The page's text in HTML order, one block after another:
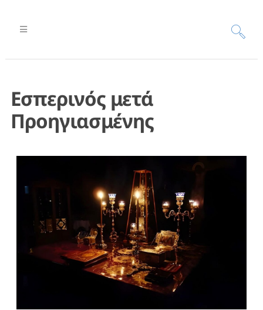
Εσπερινός μετά
Προηγιασμένης